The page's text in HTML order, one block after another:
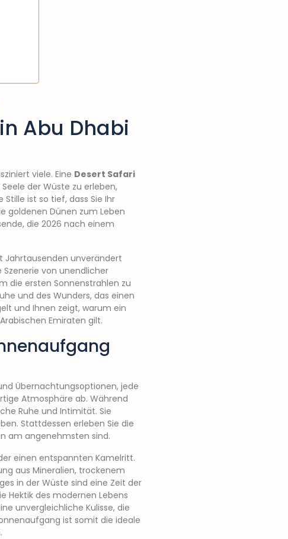
Abu Dhabi
viele. Eine Desert Safari
der Wüste zu erleben,
ist so tief, dass Sie Ihr
goldenen Dünen zum Leben
die 2026 nach einem
Jahrtausenden unverändert
von unendlicher
die ersten Sonnenstrahlen zu
und des Wunders, das einen
und Ihnen zeigt, warum ein
Emiraten gilt.
Übernachtungsoptionen, jede
Atmosphäre ab. Während
Ruhe und Intimität. Sie
Stattdessen erleben Sie die
am angenehmsten sind.
einen entspannten Kamelritt.
aus Mineralien, trockenem
in der Wüste sind eine Zeit der
Hektik des modernen Lebens
unvergleichliche Kulisse, die
ist somit die ideale